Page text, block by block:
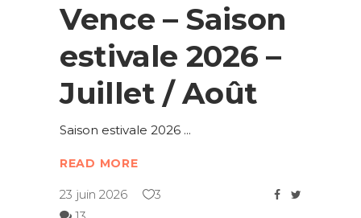
Vence – Saison
estivale 2026 –
Juillet / Août
Saison estivale 2026
READ MORE
23 juin 2026
3